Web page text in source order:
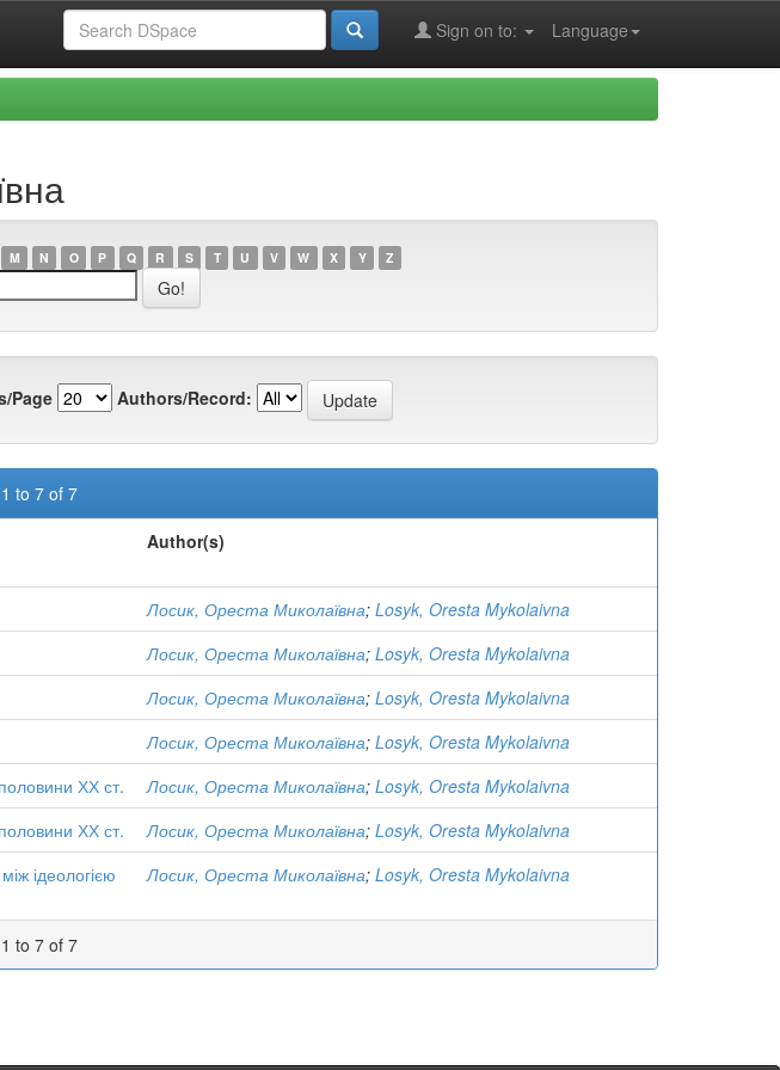
Language
Sign on to:
M N O P Q R S T U V W X Y Z
Page Authors/Record:
to 7 of 7
Author(s)
Лосик, Ореста Миколаївна; Losyk, Oresta Mykolaivna
Лосик, Ореста Миколаївна; Losyk, Oresta Mykolaivna
Лосик, Ореста Миколаївна; Losyk, Oresta Mykolaivna
Лосик, Ореста Миколаївна; Losyk, Oresta Mykolaivna
ХХ ст. Лосик, Ореста Миколаївна; Losyk, Oresta Mykolaivna
ХХ ст. Лосик, Ореста Миколаївна; Losyk, Oresta Mykolaivna
ідеологією
Лосик, Ореста Миколаївна; Losyk, Oresta Mykolaivna
to 7 of 7